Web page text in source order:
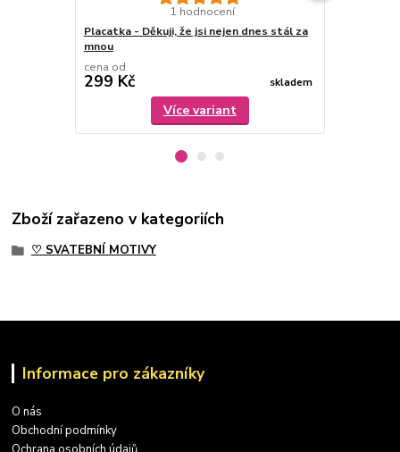
1 hodnocení
Placatka - Děkuji, že jsi nejen dnes stál za
mnou
cena od
299 Kč skladem
Více variant
Zboží zařazeno v kategoriích
♡ SVATEBNÍ MOTIVY
Informace pro zákazníky
O nás
Obchodní podmínky